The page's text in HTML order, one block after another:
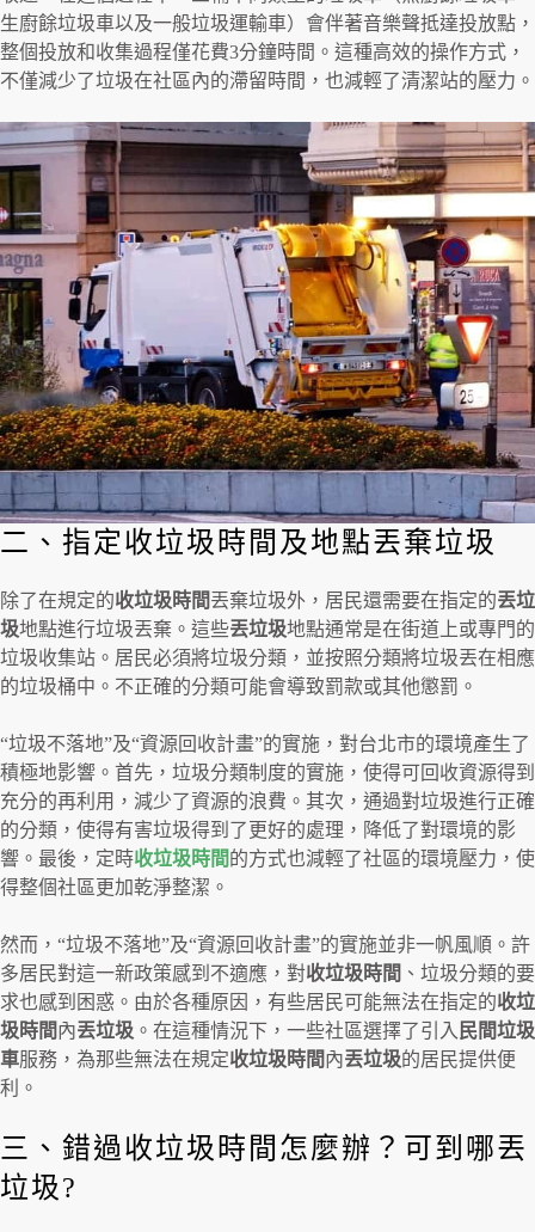
生廚餘垃圾車以及一般垃圾運輸車）會伴著音樂聲抵達投放點，
整個投放和收集過程僅花費3分鐘時間。這種高效的操作方式，
不僅減少了垃圾在社區內的滯留時間，也減輕了清潔站的壓力。
二、指定收垃圾時間及地點丟棄垃圾
除了在規定的收垃圾時間丟棄垃圾外，居民還需要在指定的丟垃
圾地點進行垃圾丟棄。這些丟垃圾地點通常是在街道上或專門的
垃圾收集站。居民必須將垃圾分類，並按照分類將垃圾丟在相應
的垃圾桶中。不正確的分類可能會導致罰款或其他懲罰。
“垃圾不落地”及“資源回收計畫”的實施，對台北市的環境產生了
積極地影響。首先，垃圾分類制度的實施，使得可回收資源得到
充分的再利用，減少了資源的浪費。其次，通過對垃圾進行正確
的分類，使得有害垃圾得到了更好的處理，降低了對環境的影
響。最後，定時收垃圾時間的方式也減輕了社區的環境壓力，使
得整個社區更加乾淨整潔。
然而，“垃圾不落地”及“資源回收計畫”的實施並非一帆風順。許
多居民對這一新政策感到不適應，對收垃圾時間 、垃圾分類的要
求也感到困惑。由於各種原因，有些居民可能無法在指定的收垃
圾時間內丟垃圾 。在這種情況下，一些社區選擇了引入 民間垃圾
車服務，為那些無法在規定收垃圾時間內丟垃圾的居民提供便
利。
三、錯過收垃圾時間怎麼辦？可到哪丟
垃圾?